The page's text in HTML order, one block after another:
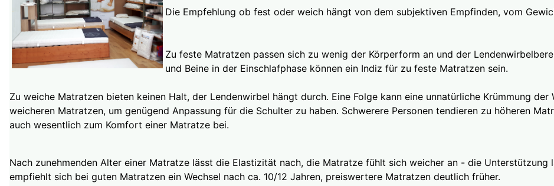
Die Empfehlung ob fest oder weich hängt von dem subjektiven Empfinden, vom
Zu feste Matratzen passen sich zu wenig der Körperform an und der
und Beine in der Einschlafphase können ein Indiz für zu feste Matratzen sein.
Zu weiche Matratzen bieten keinen Halt, der Lendenwirbel hängt durch. Eine Folge kann eine unnatürliche Krümmung
weicheren Matratzen, um genügend Anpassung für die Schulter zu haben. Schwerere Personen tendieren zu höheren
auch wesentlich zum Komfort einer Matratze bei.
Nach zunehmenden Alter einer Matratze lässt die Elastizität nach, die Matratze fühlt sich weicher an - die Unterstützung
empfiehlt sich bei guten Matratzen ein Wechsel nach ca. 10/12 Jahren, preiswertere Matratzen deutlich früher.